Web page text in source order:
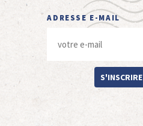
ADRESSE E-MAIL
S'INSCRIRE